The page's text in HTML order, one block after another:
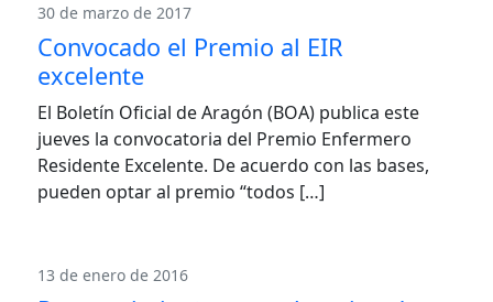
30 de marzo de 2017
Convocado el Premio al EIR
excelente
El Boletín Oficial de Aragón (BOA) publica este
jueves la convocatoria del Premio Enfermero
Residente Excelente. De acuerdo con las bases,
pueden optar al premio “todos […]
13 de enero de 2016